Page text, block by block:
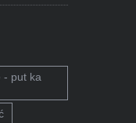
- put ka